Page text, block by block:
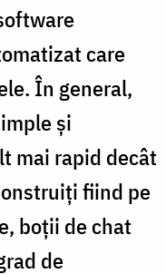
care
În general,
și
mai rapid decât
fiind pe
boții de chat
de